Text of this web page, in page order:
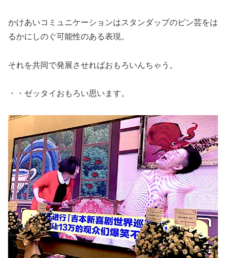
かけあいコミュニケーションはスタンダップのピン芸をは
るかにしのぐ可能性のある表現。
それを共同で発展させればおもろいんちゃう。
・・ゼッタイおもろい思います。